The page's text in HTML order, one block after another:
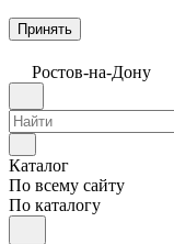
Принять
Ростов-на-Дону
Каталог
По всему сайту
По каталогу